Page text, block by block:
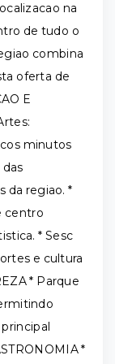
na
de tudo o
combina
oferta de
E
minutos
da regiao. *
centro
* Sesc
e cultura
* Parque
*